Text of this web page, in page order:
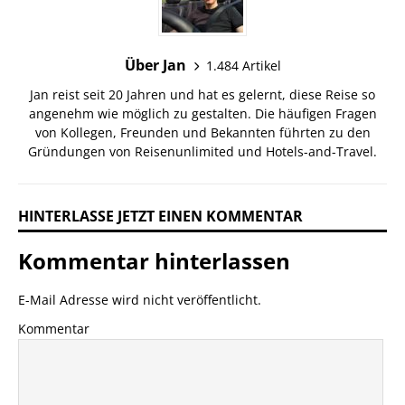
Über Jan
1.484 Artikel
Jan reist seit 20 Jahren und hat es gelernt, diese Reise so
angenehm wie möglich zu gestalten. Die häufigen Fragen
von Kollegen, Freunden und Bekannten führten zu den
Gründungen von Reisenunlimited und Hotels-and-Travel.
HINTERLASSE JETZT EINEN KOMMENTAR
Kommentar hinterlassen
E-Mail Adresse wird nicht veröffentlicht.
Kommentar